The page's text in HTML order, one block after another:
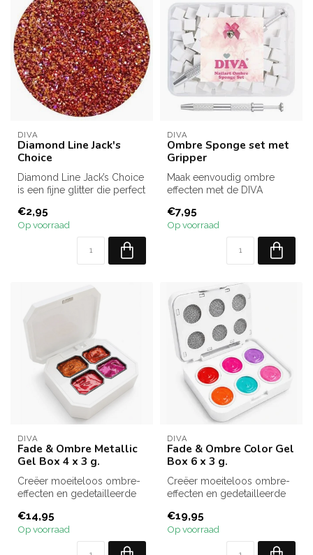
DIVA
Diamond Line Jack's
Choice
Diamond Line Jack’s Choice
is een fijne glitter die perfect
€2,95
Op voorraad
DIVA
Ombre Sponge set met
Gripper
Maak eenvoudig ombre
effecten met de DIVA
bevat kleine ...
€7,95
Op voorraad
DIVA
Fade & Ombre Metallic
Gel Box 4 x 3 g.
Creëer moeiteloos ombre-
effecten en gedetailleerde
Ombre ...
€14,95
Op voorraad
DIVA
Fade & Ombre Color Gel
Box 6 x 3 g.
Creëer moeiteloos ombre-
effecten en gedetailleerde
Ombre ...
€19,95
Op voorraad